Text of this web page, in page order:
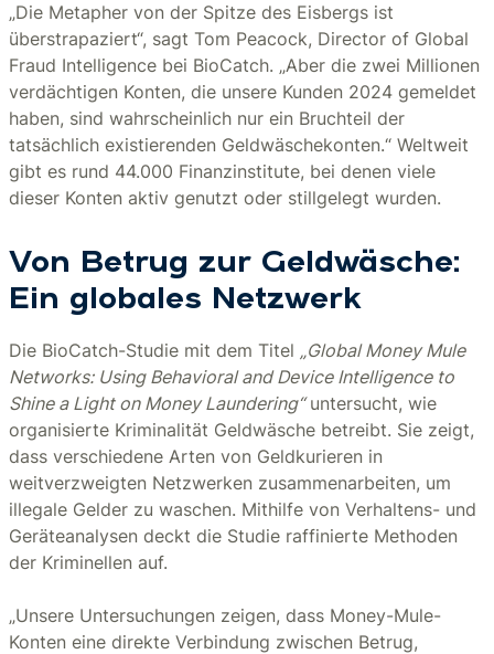
„Die Metapher von der Spitze des Eisbergs ist
überstrapaziert“, sagt Tom Peacock, Director of Global
Fraud Intelligence bei BioCatch. „Aber die zwei Millionen
verdächtigen Konten, die unsere Kunden 2024 gemeldet
haben, sind wahrscheinlich nur ein Bruchteil der
tatsächlich existierenden Geldwäschekonten.“ Weltweit
gibt es rund 44.000 Finanzinstitute, bei denen viele
dieser Konten aktiv genutzt oder stillgelegt wurden.
Von Betrug zur Geldwäsche:
Ein globales Netzwerk
Die BioCatch-Studie mit dem Titel „Global Money Mule
Networks: Using Behavioral and Device Intelligence to
Shine a Light on Money Laundering“untersucht, wie
organisierte Kriminalität Geldwäsche betreibt. Sie zeigt,
dass verschiedene Arten von Geldkurieren in
weitverzweigten Netzwerken zusammenarbeiten, um
illegale Gelder zu waschen. Mithilfe von Verhaltens- und
Geräteanalysen deckt die Studie raffinierte Methoden
der Kriminellen auf.
„Unsere Untersuchungen zeigen, dass Money-Mule-
Konten eine direkte Verbindung zwischen Betrug,